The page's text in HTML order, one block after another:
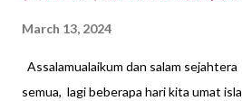
March 13, 2024
Assalamualaikum dan salam
semua, lagi beberapa hari kita umat